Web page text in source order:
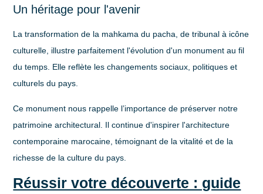
Un héritage pour l'avenir
La transformation de la mahkama du pacha, de tribunal à icône
culturelle, illustre parfaitement l'évolution d'un monument au fil
du temps. Elle reflète les changements sociaux, politiques et
culturels du pays.
Ce monument nous rappelle l’importance de préserver notre
patrimoine architectural. Il continue d'inspirer l'architecture
contemporaine marocaine, témoignant de la vitalité et de la
richesse de la culture du pays.
Réussir votre découverte : guide